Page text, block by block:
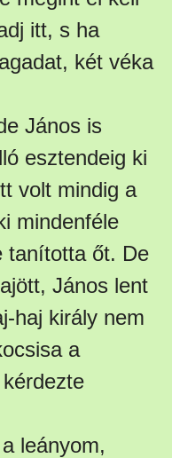
itt, s ha
két véka
János is
esztendeig ki
volt mindig a
mindenféle
tanította őt. De
János lent
haj király nem
a
leányom,